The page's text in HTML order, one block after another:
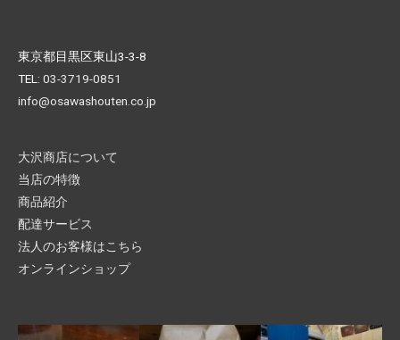
東京都目黒区東山3-3-8
TEL: 03-3719-0851
info@osawashouten.co.jp
大沢商店について
当店の特徴
商品紹介
配達サービス
法人のお客様はこちら
オンラインショップ